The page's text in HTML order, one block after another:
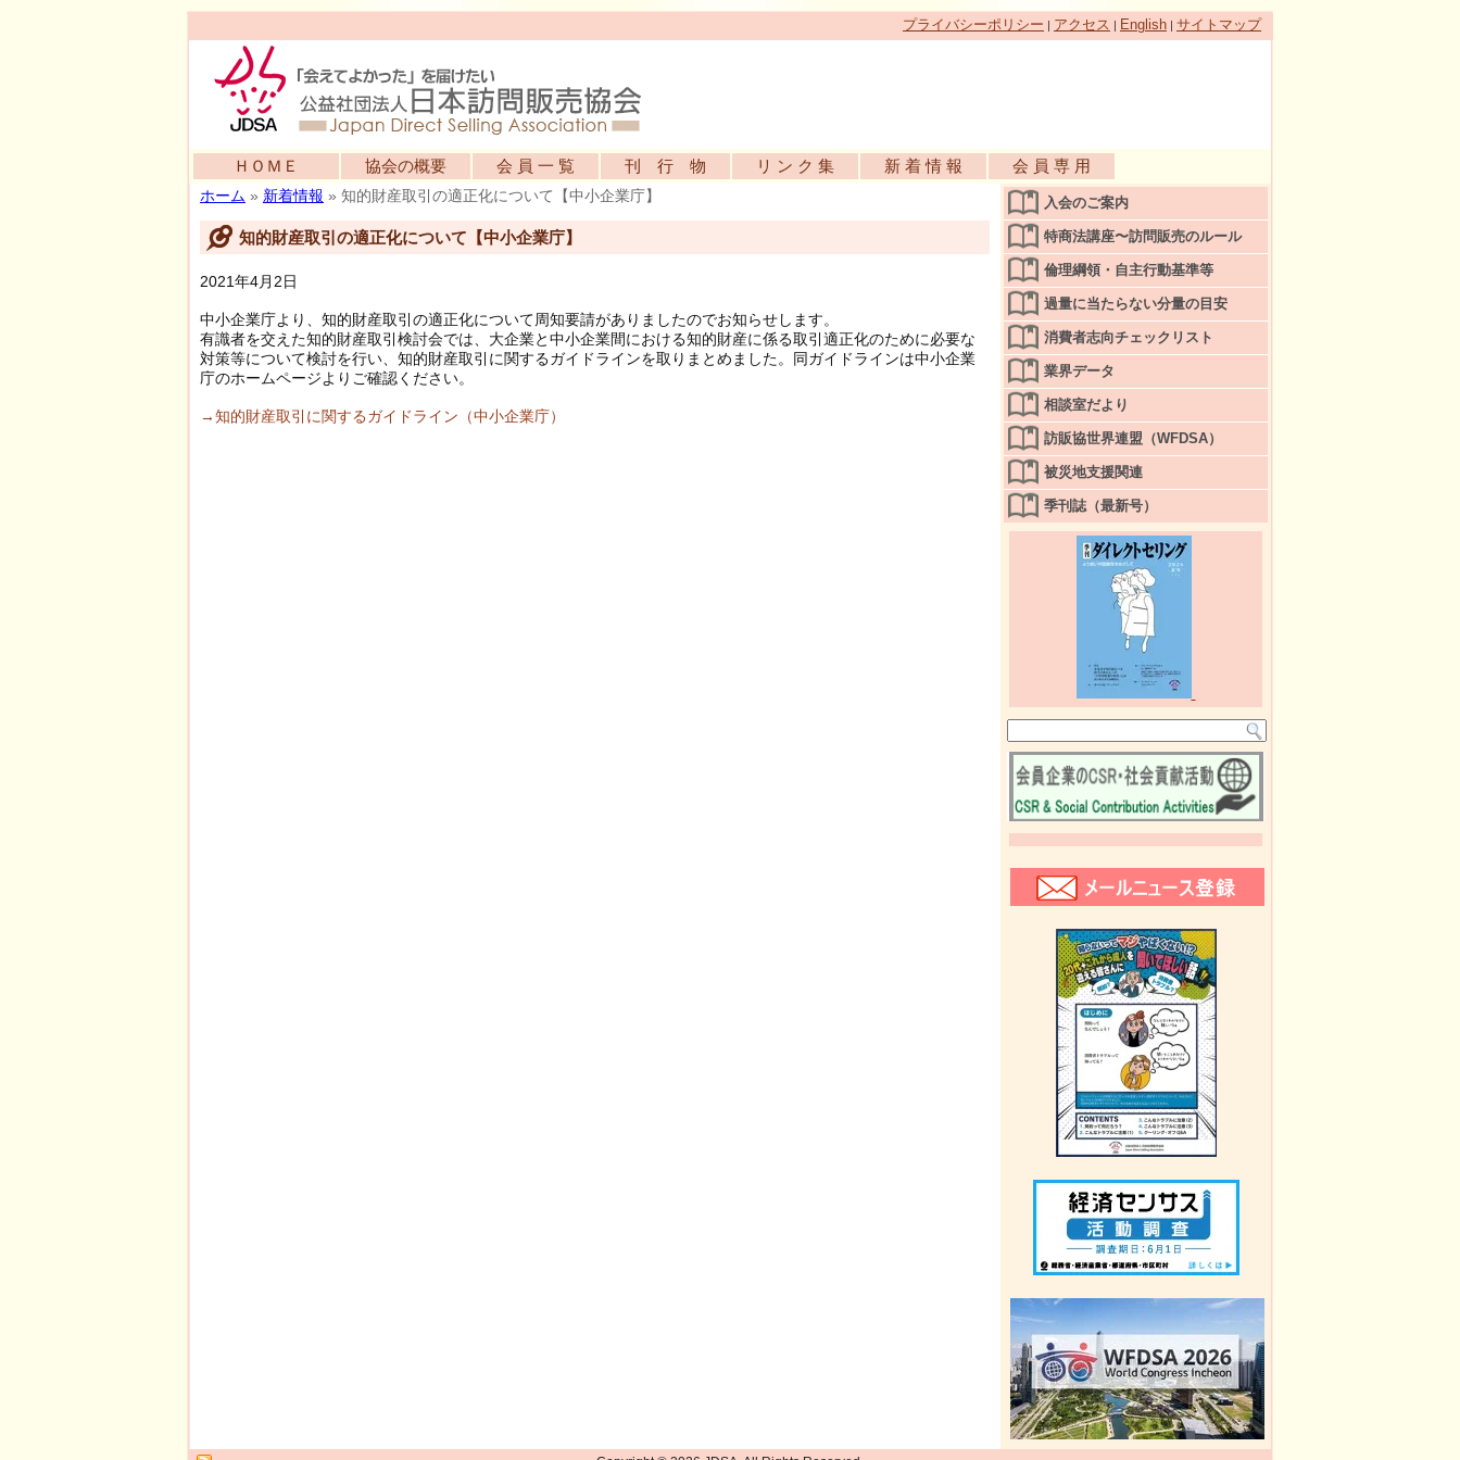
プライバシーポリシー | アクセス | English | サイトマップ
ＨＯＭＥ 協会の概要 会 員 一 覧 刊 行 物 リ ン ク 集 新 着 情 報 会 員 専 用
ホーム » 新着情報 » 知的財産取引の適正化について【中小企業庁】
知的財産取引の適正化について【中小企業庁】
2021年4月2日
中小企業庁より、知的財産取引の適正化について周知要請がありましたのでお知らせします。
有識者を交えた知的財産取引検討会では、大企業と中小企業間における知的財産に係る取引適正化のために必要な
対策等について検討を行い、知的財産取引に関するガイドラインを取りまとめました。同ガイドラインは中小企業
庁のホームページよりご確認ください。
→知的財産取引に関するガイドライン（中小企業庁）
入会のご案内
特商法講座〜訪問販売のルール
倫理綱領・自主行動基準等
過量に当たらない分量の目安
消費者志向チェックリスト
業界データ
相談室だより
訪販協世界連盟（WFDSA）
被災地支援関連
季刊誌（最新号）